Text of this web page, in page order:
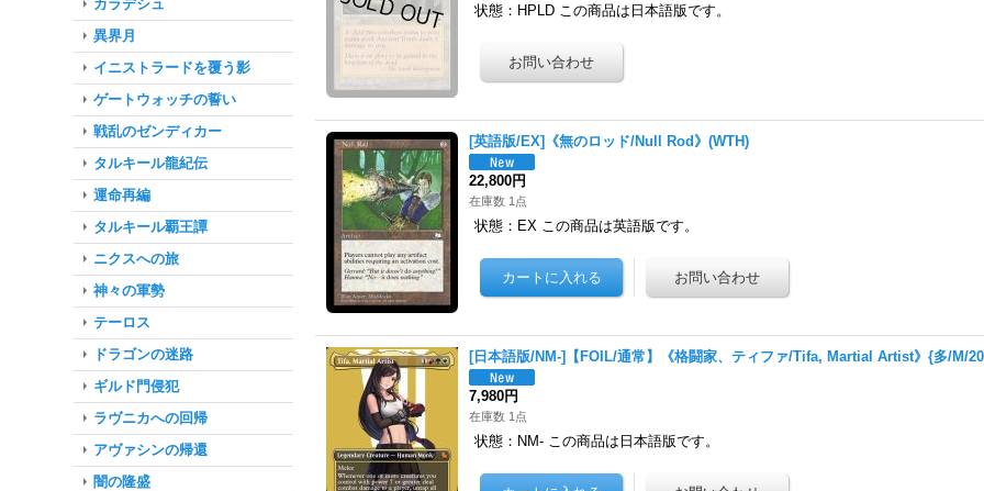
カラデシュ
異界月
イニストラードを覆う影
ゲートウォッチの誓い
戦乱のゼンディカー
タルキール龍紀伝
運命再編
タルキール覇王譚
ニクスへの旅
神々の軍勢
テーロス
ドラゴンの迷路
ギルド門侵犯
ラヴニカへの回帰
アヴァシンの帰還
闇の隆盛
状態：HPLD この商品は日本語版です。
[英語版/EX]《無のロッド/Null Rod》(WTH)
22,800円
在庫数 1点
状態：EX この商品は英語版です。
[日本語版/NM-]【FOIL/通常】《格闘家、ティファ/Tifa, Martial Artist》{多/M/
7,980円
在庫数 1点
状態：NM- この商品は日本語版です。